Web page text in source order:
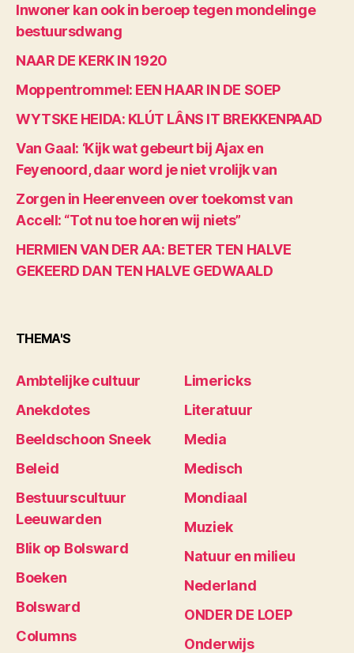
Inwoner kan ook in beroep tegen mondelinge
bestuursdwang
NAAR DE KERK IN 1920
Moppentrommel: EEN HAAR IN DE SOEP
WYTSKE HEIDA: KLÚT LÂNS IT BREKKENPAAD
Van Gaal: ‘Kijk wat gebeurt bij Ajax en
Feyenoord, daar word je niet vrolijk van
Zorgen in Heerenveen over toekomst van
Accell: “Tot nu toe horen wij niets”
HERMIEN VAN DER AA: BETER TEN HALVE
GEKEERD DAN TEN HALVE GEDWAALD
THEMA'S
Ambtelijke cultuur
Anekdotes
Beeldschoon Sneek
Beleid
Bestuurscultuur
Leeuwarden
Blik op Bolsward
Boeken
Bolsward
Columns
Limericks
Literatuur
Media
Medisch
Mondiaal
Muziek
Natuur en milieu
Nederland
ONDER DE LOEP
Onderwijs